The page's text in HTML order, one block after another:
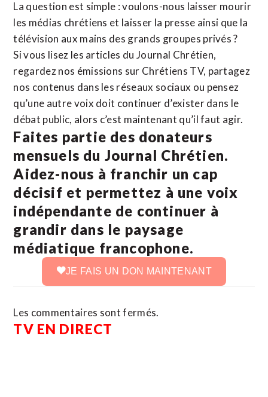
La question est simple : voulons-nous laisser mourir
les médias chrétiens et laisser la presse ainsi que la
télévision aux mains des grands groupes privés ?
Si vous lisez les articles du Journal Chrétien,
regardez nos émissions sur Chrétiens TV, partagez
nos contenus dans les réseaux sociaux ou pensez
qu’une autre voix doit continuer d’exister dans le
débat public, alors c’est maintenant qu’il faut agir.
Faites partie des donateurs
mensuels du Journal Chrétien.
Aidez-nous à franchir un cap
décisif et permettez à une voix
indépendante de continuer à
grandir dans le paysage
médiatique francophone.
JE FAIS UN DON MAINTENANT
Les commentaires sont fermés.
TV EN DIRECT